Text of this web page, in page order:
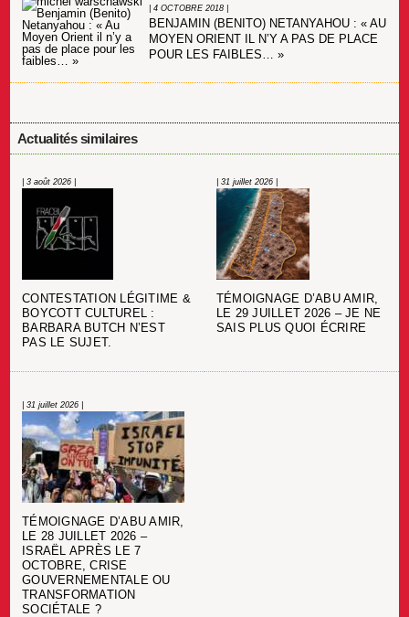
| 4 OCTOBRE 2018 |
BENJAMIN (BENITO) NETANYAHOU : « AU
MOYEN ORIENT IL N’Y A PAS DE PLACE
POUR LES FAIBLES… »
Actualités similaires
| 3 août 2026 |
CONTESTATION LÉGITIME &
BOYCOTT CULTUREL :
BARBARA BUTCH N’EST
PAS LE SUJET.
| 31 juillet 2026 |
TÉMOIGNAGE D’ABU AMIR,
LE 29 JUILLET 2026 – JE NE
SAIS PLUS QUOI ÉCRIRE
| 31 juillet 2026 |
TÉMOIGNAGE D’ABU AMIR,
LE 28 JUILLET 2026 –
ISRAËL APRÈS LE 7
OCTOBRE, CRISE
GOUVERNEMENTALE OU
TRANSFORMATION
SOCIÉTALE ?